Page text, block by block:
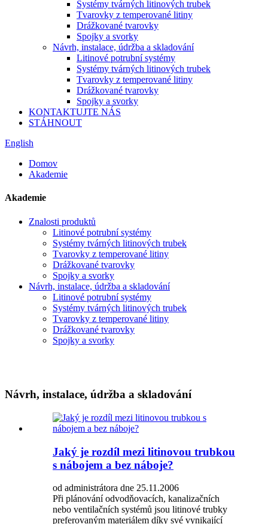
Systémy tvárných litinových trubek
Tvarovky z temperované litiny
Drážkované tvarovky
Spojky a svorky
Návrh, instalace, údržba a skladování
Litinové potrubní systémy
Systémy tvárných litinových trubek
Tvarovky z temperované litiny
Drážkované tvarovky
Spojky a svorky
KONTAKTUJTE NÁS
STÁHNOUT
English
Domov
Akademie
Akademie
Znalosti produktů
Litinové potrubní systémy
Systémy tvárných litinových trubek
Tvarovky z temperované litiny
Drážkované tvarovky
Spojky a svorky
Návrh, instalace, údržba a skladování
Litinové potrubní systémy
Systémy tvárných litinových trubek
Tvarovky z temperované litiny
Drážkované tvarovky
Spojky a svorky
Návrh, instalace, údržba a skladování
Jaký je rozdíl mezi litinovou trubkou
s nábojem a bez náboje?
od administrátora dne 25.11.2006
Při plánování odvodňovacích, kanalizačních
nebo ventilačních systémů jsou litinové trubky
preferovaným materiálem díky své vynikající